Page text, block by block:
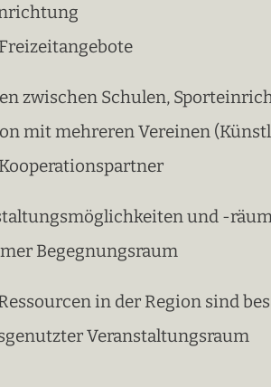
zwischen Schulen,
mit mehreren Vereinen
und -
Begegnungsraum
in der Region sind
Veranstaltungsraum